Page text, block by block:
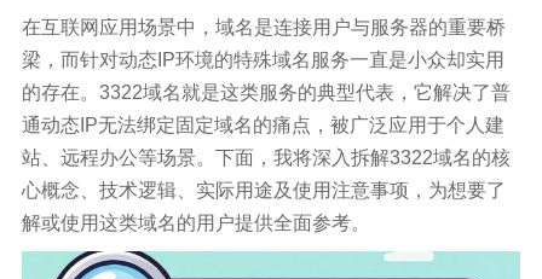
在互联网应用场景中，域名是连接用户与服务器的重要桥
梁，而针对动态IP环境的特殊域名服务一直是小众却实用
的存在。3322域名就是这类服务的典型代表，它解决了普
通动态IP无法绑定固定域名的痛点，被广泛应用于个人建
站、远程办公等场景。下面，我将深入拆解3322域名的核
心概念、技术逻辑、实际用途及使用注意事项，为想要了
解或使用这类域名的用户提供全面参考。